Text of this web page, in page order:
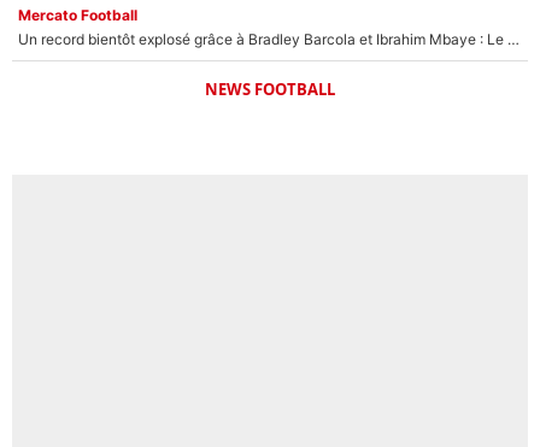
Mercato Football
Un record bientôt explosé grâce à Bradley Barcola et Ibrahim Mbaye : Le PSG sur le point de réaliser un mercato historique ?
NEWS FOOTBALL